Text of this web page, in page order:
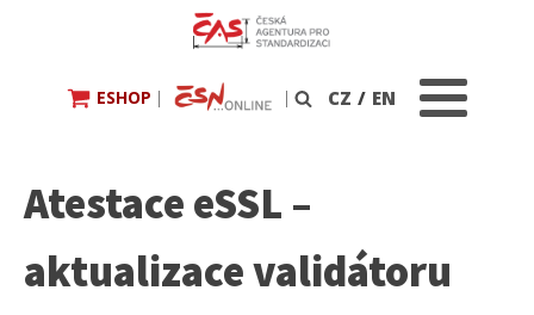
ESHOP | | Vyhledávání
CZ / EN
Atestace eSSL –
aktualizace validátoru